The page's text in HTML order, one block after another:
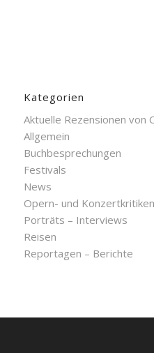
Kategorien
Aktuelle Rezensionen von
Allgemein
Buchbesprechungen
Festivals
News
Opern- und Konzertkritiken
Porträts – Interviews
Reisen
Reportagen – Berichte